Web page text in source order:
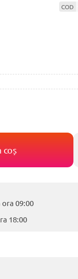
COD
coș
09:00
18:00